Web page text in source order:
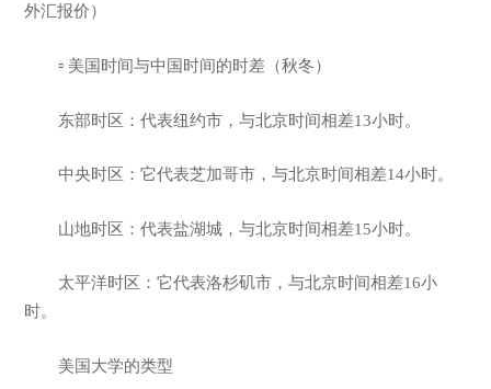
外汇报价）
▫ 美国时间与中国时间的时差（秋冬）
东部时区：代表纽约市，与北京时间相差13小时。
中央时区：它代表芝加哥市，与北京时间相差14小时。
山地时区：代表盐湖城，与北京时间相差15小时。
太平洋时区：它代表洛杉矶市，与北京时间相差16小
时。
美国大学的类型